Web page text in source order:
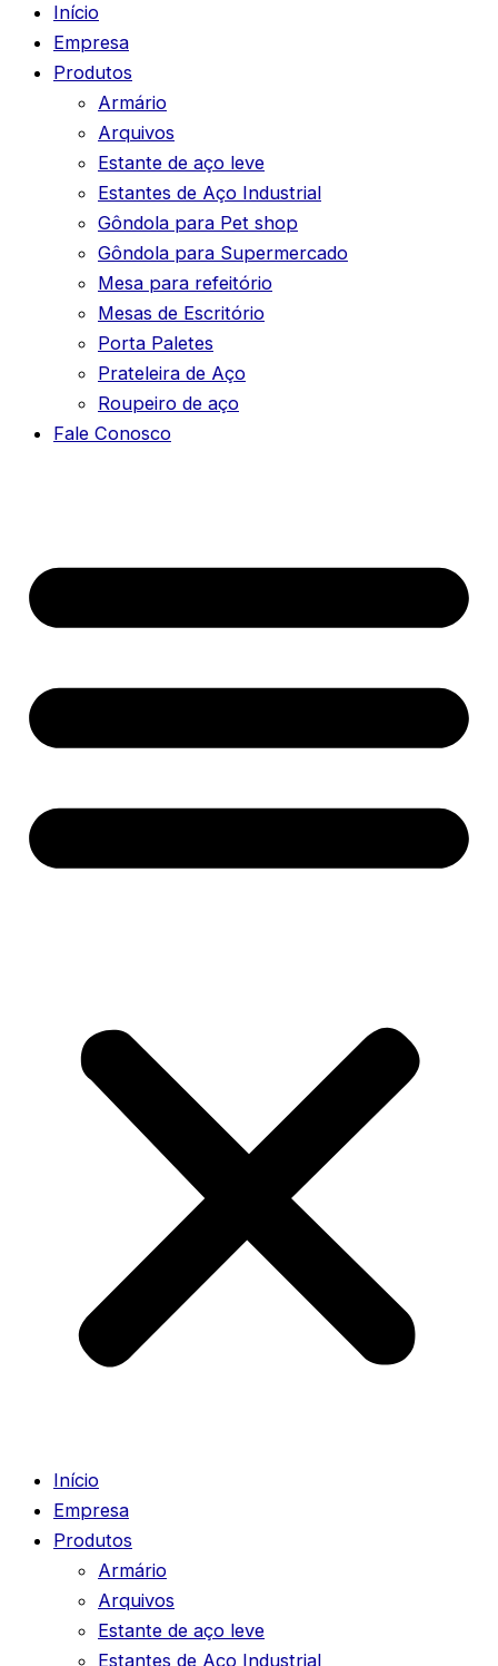
Início
Empresa
Produtos
Armário
Arquivos
Estante de aço leve
Estantes de Aço Industrial
Gôndola para Pet shop
Gôndola para Supermercado
Mesa para refeitório
Mesas de Escritório
Porta Paletes
Prateleira de Aço
Roupeiro de aço
Fale Conosco
Início
Empresa
Produtos
Armário
Arquivos
Estante de aço leve
Estantes de Aço Industrial